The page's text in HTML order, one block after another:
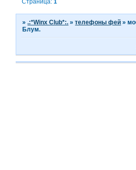
».:*Winx Club*:. »телефоны фей »
Блум.